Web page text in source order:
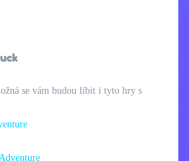
se vám budou líbit i tyto hry s